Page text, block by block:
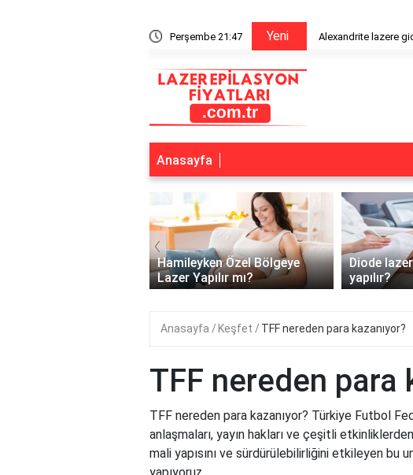
Perşembe 21:47 Yeni Alexandrite lazere
Anasayfa
Hamileyken Özel Bölgeye
Lazer Yapılır mı?
Diode
yapılır?
‹
Anasayfa Keşfet TFF nereden para kazanıyor?
TFF nereden para
TFF nereden para kazanıyor? Türkiye Futbol
anlaşmaları, yayın hakları ve çeşitli
mali yapısını ve sürdürülebilirliğini etkileyen bu